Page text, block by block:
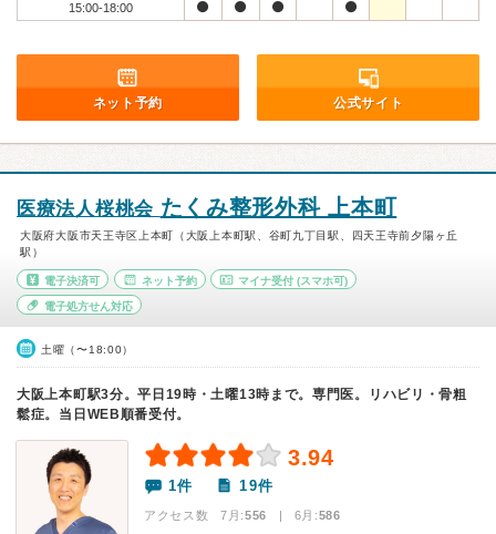
15:00-18:00
ネット予約 公式サイト
医療法人桜桃会 たくみ整形外科 上本町
大阪府大阪市天王寺区上本町（大阪上本町駅、谷町九丁目駅、四天王寺前夕陽ヶ丘
駅）
電子決済可 ネット予約 マイナ受付 (スマホ可)
電子処方せん対応
土曜（〜18:00）
大阪上本町駅3分。平日19時・土曜13時まで。専門医。リハビリ・骨粗
鬆症。当日WEB順番受付。
3.94
1件 19件
アクセス数 7月:556 | 6月:586